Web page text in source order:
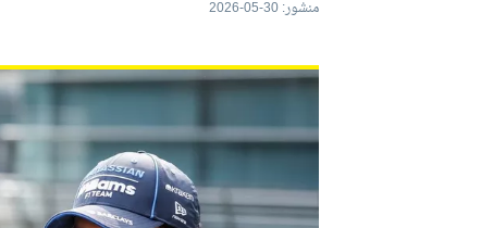
فورمولا إي
منشور:30-05-2026